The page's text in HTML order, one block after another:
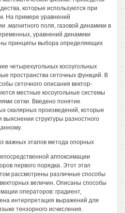
которые используются при
На примере уравнений
.магнитного поля, газовой динамики в
уравнений динамики
принципы выбора определяющих
четырехугольных косоугольных
пространства сеточных функций. В
сеточного описания вектор-
местные косоугольные системы
сетки. Введено понятие
скалярных произведений, которые
структуры разностного
важных этапов метода опорных
аппоксимации
первого порядка. Этот этап
рассмотрены различные способы
величин. Описаны способы
операторов: градиент,
интерпретация выражений для
тензорного исчисления.